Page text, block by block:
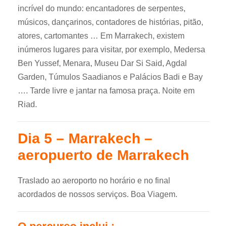
incrível do mundo: encantadores de serpentes,
músicos, dançarinos, contadores de histórias, pitão,
atores, cartomantes … Em Marrakech, existem
inúmeros lugares para visitar, por exemplo, Medersa
Ben Yussef, Menara, Museu Dar Si Said, Agdal
Garden, Túmulos Saadianos e Palácios Badi e Bay
…. Tarde livre e jantar na famosa praça. Noite em
Riad.
Dia 5 – Marrakech –
aeropuerto de Marrakech
Traslado ao aeroporto no horário e no final
acordados de nossos serviços. Boa Viagem.